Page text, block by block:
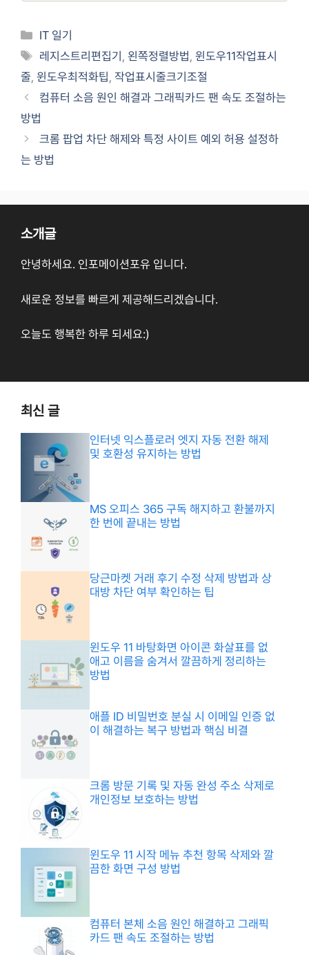
Categories
IT 일기
Tags
레지스트리편집기 ,왼쪽정렬방법,윈도우11작업표시
줄, 윈도우최적화팁, 작업표시줄크기조절
컴퓨터 소음 원인 해결과 그래픽카드 팬 속도 조절하는
방법
크롬 팝업 차단 해제와 특정 사이트 예외 허용 설정하
는 방법
소개글
안녕하세요. 인포메이션포유 입니다.
새로운 정보를 빠르게 제공해드리겠습니다.
오늘도 행복한 하루 되세요:)
최신 글
인터넷 익스플로러 엣지 자동 전환 해제
및 호환성 유지하는 방법
MS 오피스 365 구독 해지하고 환불까지
한 번에 끝내는 방법
당근마켓 거래 후기 수정 삭제 방법과 상
대방 차단 여부 확인하는 팁
윈도우 11 바탕화면 아이콘 화살표를 없
애고 이름을 숨겨서 깔끔하게 정리하는
방법
애플 ID 비밀번호 분실 시 이메일 인증 없
이 해결하는 복구 방법과 핵심 비결
크롬 방문 기록 및 자동 완성 주소 삭제로
개인정보 보호하는 방법
윈도우 11 시작 메뉴 추천 항목 삭제와 깔
끔한 화면 구성 방법
컴퓨터 본체 소음 원인 해결하고 그래픽
카드 팬 속도 조절하는 방법